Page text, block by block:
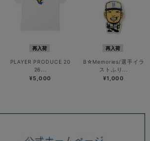
再入荷
PLAYER PRODUCE 20
26...
¥5,000
再入荷
B☆Memories/選手イラ
ストふり...
¥1,000